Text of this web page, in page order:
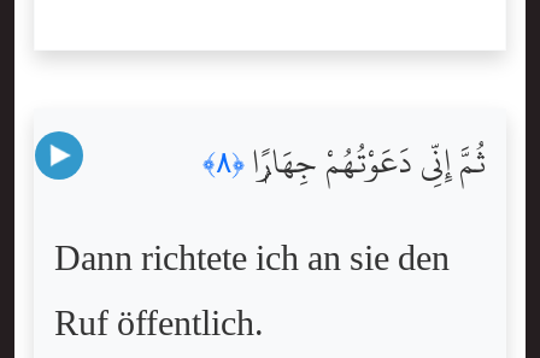
ثُمَّ إِنِّى دَعَوْتُهُمْ جِهَارًۭا ﴿٨﴾
Dann richtete ich an sie den
Ruf öffentlich.